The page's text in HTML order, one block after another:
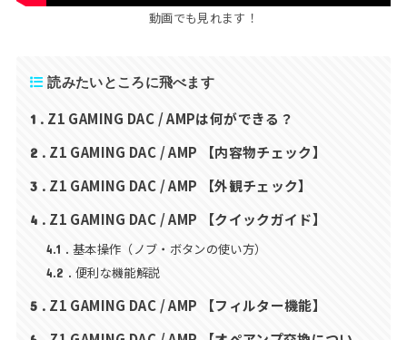
動画でも見れます！
読みたいところに飛べます
1 Z1 GAMING DAC / AMPは何ができる？
2 Z1 GAMING DAC / AMP 【内容物チェック】
3 Z1 GAMING DAC / AMP 【外観チェック】
4 Z1 GAMING DAC / AMP 【クイックガイド】
4.1 基本操作（ノブ・ボタンの使い方）
4.2 便利な機能解説
5 Z1 GAMING DAC / AMP 【フィルター機能】